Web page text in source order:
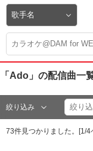
DAM★とも
DAM★と
カラオケ
ユーザー
「Ado」 の配信曲一
絞り込み
73件見つかりました。[1 /4